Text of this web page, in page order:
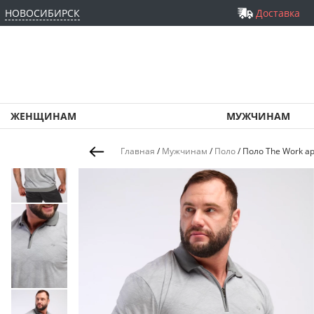
НОВОСИБИРСК Доставка
ЖЕНЩИНАМ МУЖЧИНАМ
Главная / Мужчинам / Поло/ Поло The Work